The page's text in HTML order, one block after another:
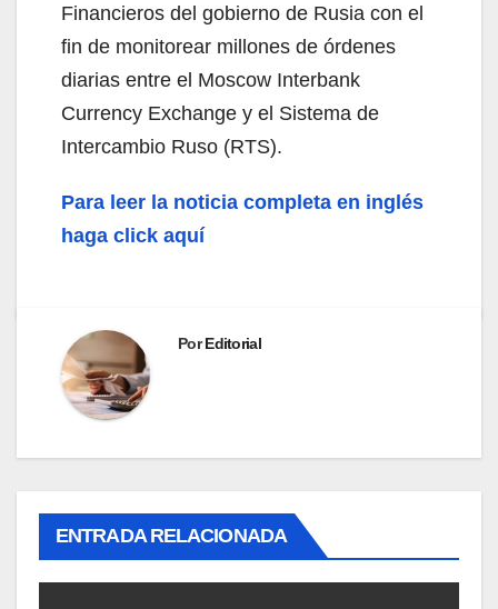
Financieros del gobierno de Rusia con el
fin de monitorear millones de órdenes
diarias entre el Moscow Interbank
Currency Exchange y el Sistema de
Intercambio Ruso (RTS).
Para leer la noticia completa en inglés
haga click aquí
PorEditorial
ENTRADA RELACIONADA